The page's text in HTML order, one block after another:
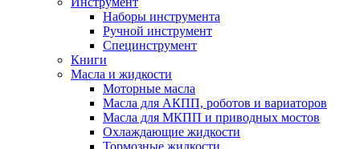
Наборы инструмента
Ручной инструмент
Специнструмент
Книги
Масла и жидкости
Моторные масла
Масла для АКПП, роботов и вариаторов
Масла для МКПП и приводных мостов
Охлаждающие жидкости
Тормозные жидкости